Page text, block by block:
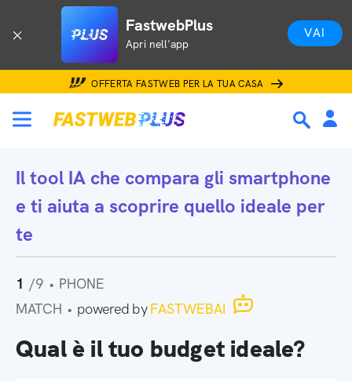
FastwebPlus
Apri nell'app
VAI
OFFERTA FASTWEB PER LA TUA CASA
Il tool IA che compara gli smartphone
e ti aiuta a scoprire quello ideale per
te
1 /9 • PHONE
MATCH • powered byFASTWEBAI
Qual è il tuo budget ideale?